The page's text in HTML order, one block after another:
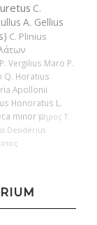
C.
A. Gellius
C. Plinius
P. Vergilius Maro P.
Q. Horatius
Apollonii
Honoratus L.
minor Ὅμηρος T.
Desiderius